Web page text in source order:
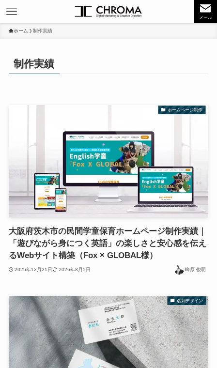
メール
ホーム 制作実績
制作実績
ホームページ制作
大阪府茨木市の民間学童保育ホームページ制作実績｜
「遊びながら身につく英語」の楽しさと安心感を伝え
るWebサイト構築（Fox × GLOBAL様）
2025年12月21日 2026年8月5日 峰原 俊明
名刺デザイン